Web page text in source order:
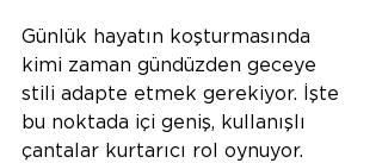
Günlük hayatın koşturmasında
kimi zaman gündüzden geceye
stili adapte etmek gerekiyor. İşte
bu noktada içi geniş, kullanışlı
çantalar kurtarıcı rol oynuyor.